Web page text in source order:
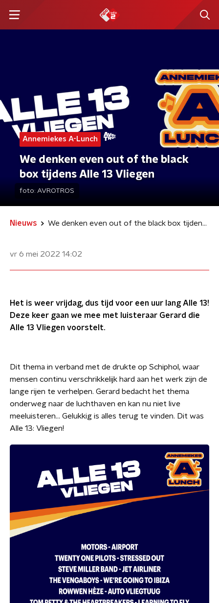
Annemiekes A-Lunch
We denken even out of the black
box tijdens Alle 13 Vliegen
foto: AVROTROS
Nieuws We denken even out of the black box tijdens Alle 13 Vliegen
vr 6 mei 2022 14:02
Het is weer vrijdag, dus tijd voor een uur lang Alle 13!
Deze keer gaan we mee met luisteraar Gerard die
Alle 13 Vliegen voorstelt.
Dit thema in verband met de drukte op Schiphol, waar
mensen continu verschrikkelijk hard aan het werk zijn de
lange rijen te verhelpen. Gerard bedacht het thema
onderweg naar de luchthaven en kan nu niet live
meeluisteren… Gelukkig is alles terug te vinden. Dit was
Alle 13: Vliegen!